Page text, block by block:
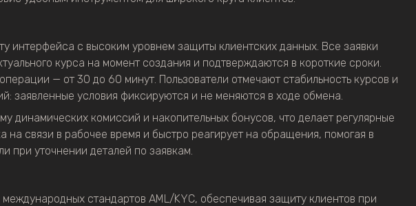
интерфейса с высоким уровнем защиты клиентских данных. Все заявки
курса на момент создания и подтверждаются в короткие сроки.
— от 30 до 60 минут. Пользователи отмечают стабильность курсов и
заявленные условия фиксируются и не меняются в ходе обмена.
динамических комиссий и накопительных бонусов, что делает регулярные
на связи в рабочее время и быстро реагирует на обращения, помогая в
при уточнении деталей по заявкам.
стандартов AML/KYC, обеспечивая защиту клиентов при